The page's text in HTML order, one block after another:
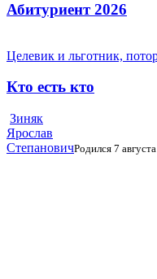
Абитуриент 2026
Целевик и льготник,
Кто есть кто
Зиняк
Ярослав
СтепановичРодился 7